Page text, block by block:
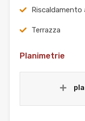
Riscaldamento
Terrazza
Planimetrie